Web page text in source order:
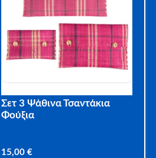
Σετ 3 Ψάθινα Τσαντάκια
Φούξια
15,00 €